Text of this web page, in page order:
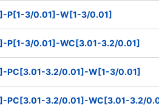
P[1-3/0.01]-W[1-3/0.01]
P[1-3/0.01]-WC[3.01-3.2/0.01]
PC[3.01-3.2/0.01]-W[1-3/0.01]
PC[3.01-3.2/0.01]-WC[3.01-3.2/